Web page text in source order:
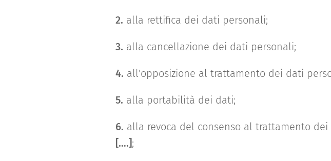
2. alla rettifica dei dati personali;
3. alla cancellazione dei dati personali;
4. all'opposizione al trattamento dei dati
5. alla portabilità dei dati;
6. alla revoca del consenso al trattamento
[….];